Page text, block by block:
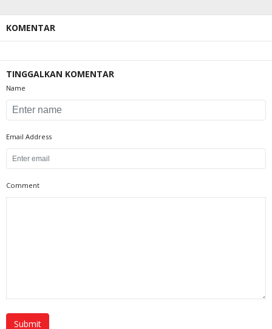
KOMENTAR
TINGGALKAN KOMENTAR
Name
Email Address
Comment